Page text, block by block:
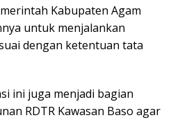
Kabupaten Agam
untuk menjalankan
dengan ketentuan tata
ini juga menjadi bagian
RDTR Kawasan Baso agar